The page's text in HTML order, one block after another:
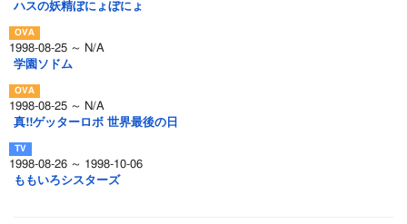
ハスの妖精ぼにょぼにょ
1998-08-25 ～ N/A
学園ソドム
1998-08-25 ～ N/A
真!!ゲッターロボ 世界最後の日
1998-08-26 ～ 1998-10-06
ももいろシスターズ